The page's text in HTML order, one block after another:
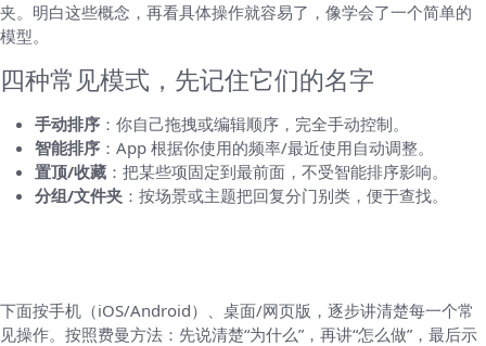
夹。明白这些概念，再看具体操作就容易了，像学会了一个简单的
模型。
四种常见模式，先记住它们的名字
手动排序 ：你自己拖拽或编辑顺序，完全手动控制。
智能排序 ：App 根据你使用的频率/最近使用自动调整。
置顶/收藏 ：把某些项固定到最前面，不受智能排序影响。
分组/文件夹 ：按场景或主题把回复分门别类，便于查找。
下面按手机（iOS/Android）、桌面/网页版，逐步讲清楚每一个常
见操作。按照费曼方法：先说清楚“为什么”，再讲“怎么做”，最后示